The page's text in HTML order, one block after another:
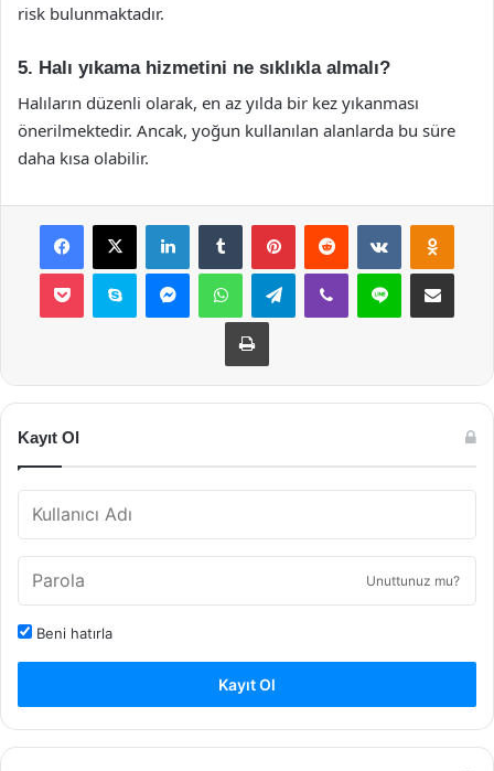
risk bulunmaktadır.
5. Halı yıkama hizmetini ne sıklıkla almalı?
Halıların düzenli olarak, en az yılda bir kez yıkanması
önerilmektedir. Ancak, yoğun kullanılan alanlarda bu süre
daha kısa olabilir.
Facebook
X LinkedInTumblr PinterestReddit VKontakte
Pocket Skype MessengerWhatsAppTelegramViber Line E-Posta ile
Yazdır
Kayıt Ol
Unuttunuz mu?
Beni hatırla
Kayıt Ol